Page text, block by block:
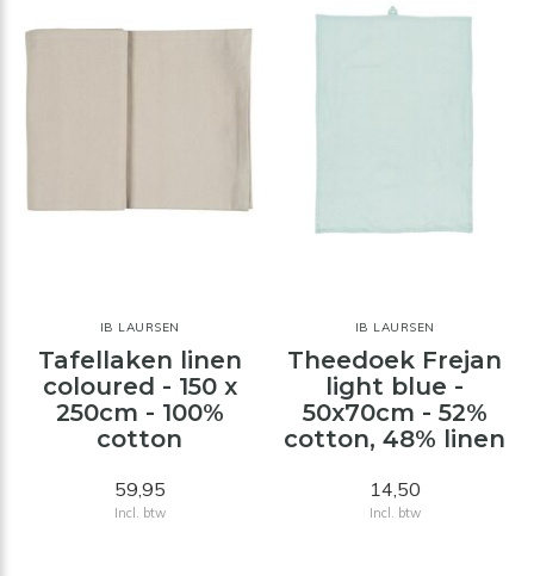
IB LAURSEN
Tafellaken linen
coloured - 150 x
250cm - 100%
cotton
59,95
Incl. btw
IB LAURSEN
Theedoek Frejan
light blue -
50x70cm - 52%
cotton, 48% linen
14,50
Incl. btw